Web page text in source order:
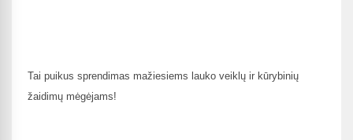
Tai puikus sprendimas mažiesiems lauko veiklų ir kūrybinių
žaidimų mėgėjams!